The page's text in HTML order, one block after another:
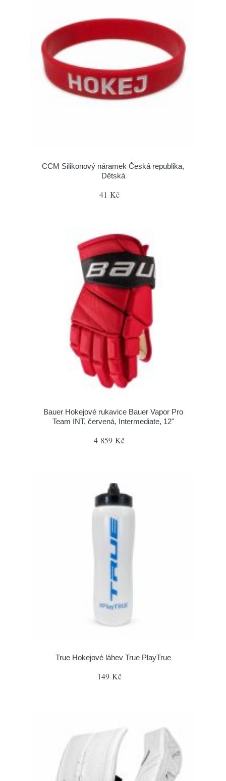
CCM Silikonový náramek Česká republika,
Dětská
41 Kč
Bauer Hokejové rukavice Bauer Vapor Pro
Team INT, červená, Intermediate, 12"
4 859 Kč
True Hokejové láhev True PlayTrue
149 Kč